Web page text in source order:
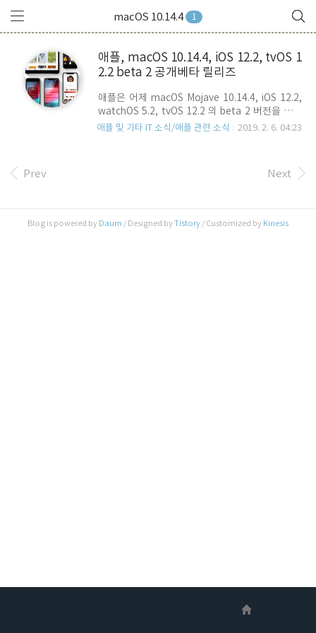
macOS 10.14.4 1
애플, macOS 10.14.4, iOS 12.2, tvOS 1
2.2 beta 2 공개베타 릴리즈
애플은 어제 macOS Mojave 10.14.4, iOS 12.2,
watchOS 5.2, tvOS 12.2 의 beta 2 버전을 개발
자들에게 공개한데 이어, 오늘 Public Beta를 공개
은 Safari Web Page에 대한 CSS Dark Mode 지
원과 Password AutoFill에 대한 Touch ID 지원
원에 따른 연동기능 추가, 메시지와 FaceTime에
서 사용할 수 있는 Animoji에 기린, 상어, 맷돼지,
애플 및 기타 IT 소식/애플 관련 소식 2019. 2. 6. 04:23
Prev Next
Blog is powered by Daum / Designed byTistory / Customized by Kinesis